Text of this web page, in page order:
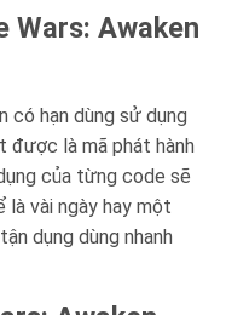
Wars: Awaken
có hạn dùng sử dụng
được là mã phát hành
của từng code sẽ
là vài ngày hay một
dụng dùng nhanh